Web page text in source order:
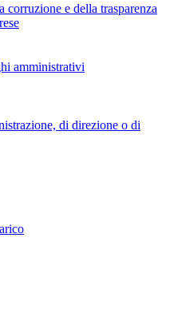
corruzione e della trasparenza
amministrativi
di direzione o di